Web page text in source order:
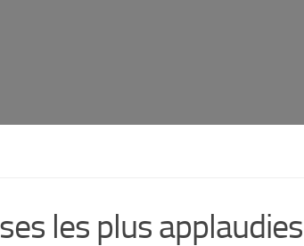
les plus applaudies